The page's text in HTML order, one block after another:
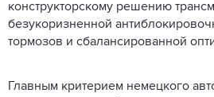
конструкторскому решению
безукоризненной
тормозов и сбалансированной
Главным критерием немецкого